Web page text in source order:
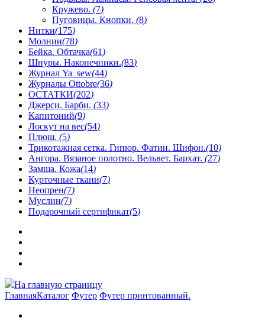
Кружево. (7)
Пуговицы. Кнопки. (8)
Нитки(175)
Молнии(78)
Бейка. Обтачка(61 )
Шнуры. Наконечники.(83)
Журнал Ya_sew(44)
Журналы Ottobre(36)
ОСТАТКИ(202)
Джерси. Барби. (33)
Капитоний(9)
Лоскут на вес(54)
Плюш. (5)
Трикотажная сетка. Гипюр. Фатин. Шифон.(10)
Ангора. Вязаное полотно. Вельвет. Бархат. (27)
Замша. Кожа(14)
Курточные ткани(7)
Неопрен(7)
Муслин(7)
Подарочный сертификат(5)
На главную страницу
ГлавнаяКаталог Футер Футер принтованный.